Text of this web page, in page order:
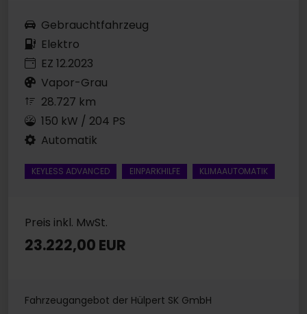
Gebrauchtfahrzeug
Elektro
EZ 12.2023
Vapor-Grau
28.727 km
150 kW / 204 PS
Automatik
KEYLESS ADVANCED EINPARKHILFE KLIMAAUTOMATIK
Preis inkl. MwSt.
23.222,00 EUR
Fahrzeugangebot der Hülpert SK GmbH